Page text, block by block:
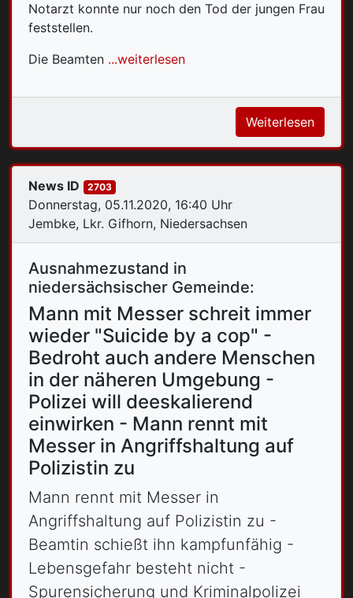
Notarzt konnte nur noch den Tod der jungen Frau
feststellen.
Die Beamten ...weiterlesen
Weiterlesen
Donnerstag, 05.11.2020, 16:40 Uhr
Jembke, Lkr. Gifhorn, Niedersachsen
News ID 2703
Ausnahmezustand in
niedersächsischer Gemeinde:
Mann mit Messer schreit immer
wieder "Suicide by a cop" -
Bedroht auch andere Menschen
in der näheren Umgebung -
Polizei will deeskalierend
einwirken - Mann rennt mit
Messer in Angriffshaltung auf
Polizistin zu
Mann rennt mit Messer in
Angriffshaltung auf Polizistin zu -
Beamtin schießt ihn kampfunfähig -
Lebensgefahr besteht nicht -
Spurensicherung und Kriminalpolizei